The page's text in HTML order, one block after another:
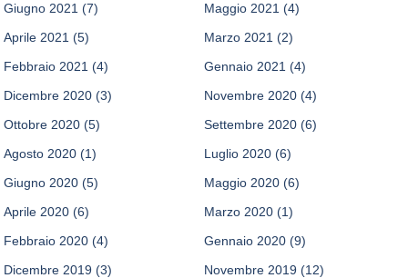
Giugno 2021 (7) Maggio 2021 (4)
Aprile 2021 (5) Marzo 2021 (2)
Febbraio 2021 (4) Gennaio 2021 (4)
Dicembre 2020 (3) Novembre 2020 (4)
Ottobre 2020 (5) Settembre 2020 (6)
Agosto 2020 (1) Luglio 2020 (6)
Giugno 2020 (5) Maggio 2020 (6)
Aprile 2020 (6) Marzo 2020 (1)
Febbraio 2020 (4) Gennaio 2020 (9)
Dicembre 2019 (3) Novembre 2019 (12)